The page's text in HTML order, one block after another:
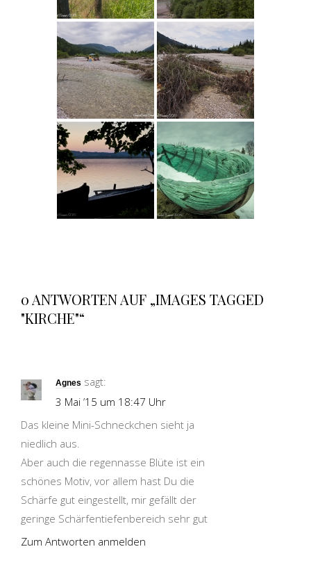
0 ANTWORTEN AUF „IMAGES TAGGED
"KIRCHE"“
Agnes sagt:
3 Mai ’15 um 18:47 Uhr
Das kleine Mini-Schneckchen sieht ja
niedlich aus.
Aber auch die regennasse Blüte ist ein
schönes Motiv, vor allem hast Du die
Schärfe gut eingestellt, mir gefällt der
geringe Schärfentiefenbereich sehr gut
Zum Antworten anmelden